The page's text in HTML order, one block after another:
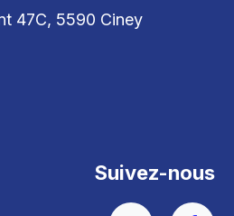
47C, 5590 Ciney
Suivez-nous